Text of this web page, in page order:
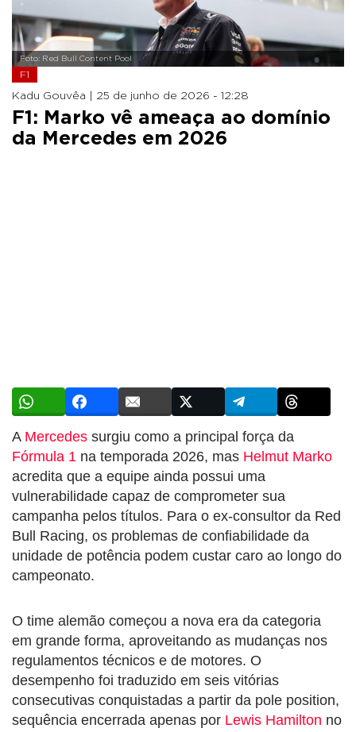
Foto: Red Bull Content Pool
F1
Kadu Gouvêa | 25 de junho de 2026 - 12:28
F1: Marko vê ameaça ao domínio
da Mercedes em 2026
A Mercedes surgiu como a principal força da
Fórmula 1 na temporada 2026, mas Helmut Marko
acredita que a equipe ainda possui uma
vulnerabilidade capaz de comprometer sua
campanha pelos títulos. Para o ex-consultor da Red
Bull Racing, os problemas de confiabilidade da
unidade de potência podem custar caro ao longo do
campeonato.
O time alemão começou a nova era da categoria
em grande forma, aproveitando as mudanças nos
regulamentos técnicos e de motores. O
desempenho foi traduzido em seis vitórias
consecutivas conquistadas a partir da pole position,
sequência encerrada apenas por Lewis Hamilton no